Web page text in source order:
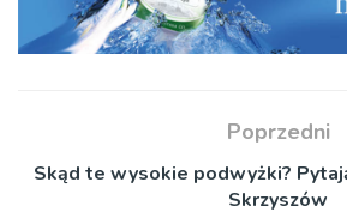
Poprzedni
Skąd te wysokie podwyżki?
Skrzyszów